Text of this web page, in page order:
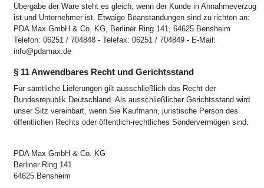
Übergabe der Ware steht es gleich, wenn der Kunde in Annahmeverzug
ist und Unternehmer ist. Etwaige Beanstandungen sind zu richten an:
PDA Max GmbH & Co. KG, Berliner Ring 141, 64625 Bensheim
Telefon: 06251 / 704848 - Telefax: 06251 / 704849 - E-Mail:
info@pdamax.de
§ 11 Anwendbares Recht und Gerichtsstand
Für sämtliche Lieferungen gilt ausschließlich das Recht der
Bundesrepublik Deutschland. Als ausschließlicher Gerichtsstand wird
unser Sitz vereinbart, wenn Sie Kaufmann, juristische Person des
öffentlichen Rechts oder öffentlich-rechtliches Sondervermögen sind.
PDA Max GmbH & Co. KG
Berliner Ring 141
64625 Bensheim